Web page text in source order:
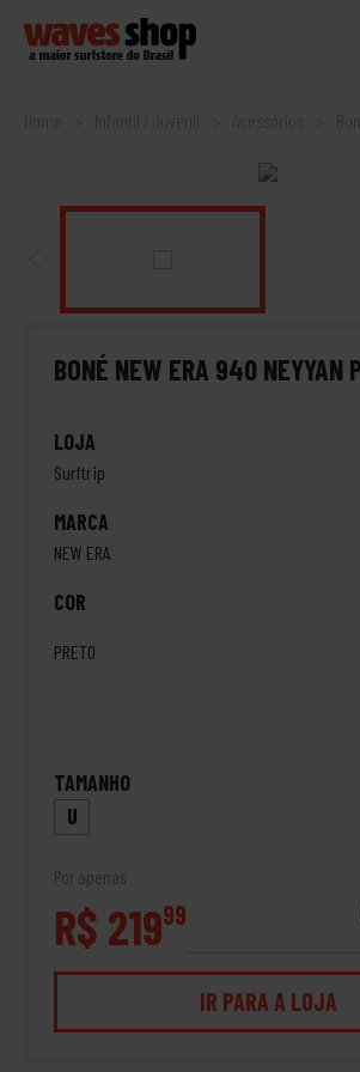
Home
BONÉ NEW ERA 940 NEYYAN
LOJA
Surftrip
MARCA
NEW ERA
COR
PRETO
TAMANHO
U
Por apenas
R$ 21999
IR PARA A LOJA